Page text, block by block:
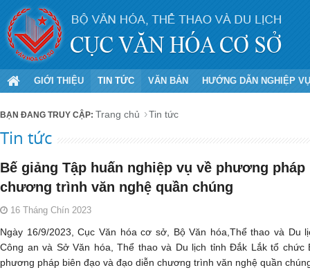
GIỚI THIỆU TIN TỨC VĂN BẢN HƯỚNG DẪN NGHIỆP VỤ
Trang chủ Tin tức
Tin tức
Bế giảng Tập huấn nghiệp vụ về phương
chương trình văn nghệ quần chúng
16 Tháng Chín 2023
Ngày 16/9/2023, Cục Văn hóa cơ sở, Bộ Văn hóa,Thể thao và Du
Công an và Sở Văn hóa, Thể thao và Du lịch tỉnh Đắk Lắk tổ chức
phương pháp biên đạo và đạo diễn chương trình văn nghệ quần